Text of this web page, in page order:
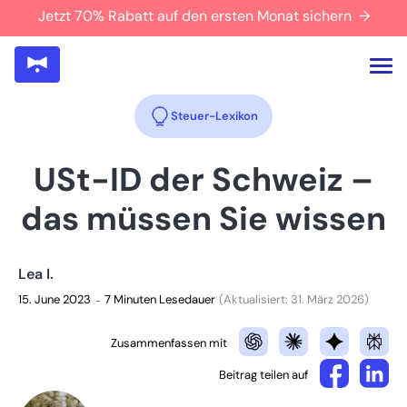
Jetzt 70% Rabatt auf den ersten Monat sichern →
Steuer-Lexikon
USt-ID der Schweiz –
das müssen Sie wissen
Lea I.
15. June 2023 – 7 Minuten Lesedauer (Aktualisiert: 31. März 2026)
Zusammenfassen mit
Beitrag teilen auf